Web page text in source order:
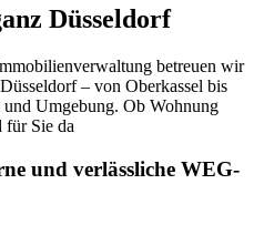
Düsseldorf
betreuen wir
– von Oberkassel bis
Umgebung. Ob Wohnung
für Sie da
und verlässliche WEG-